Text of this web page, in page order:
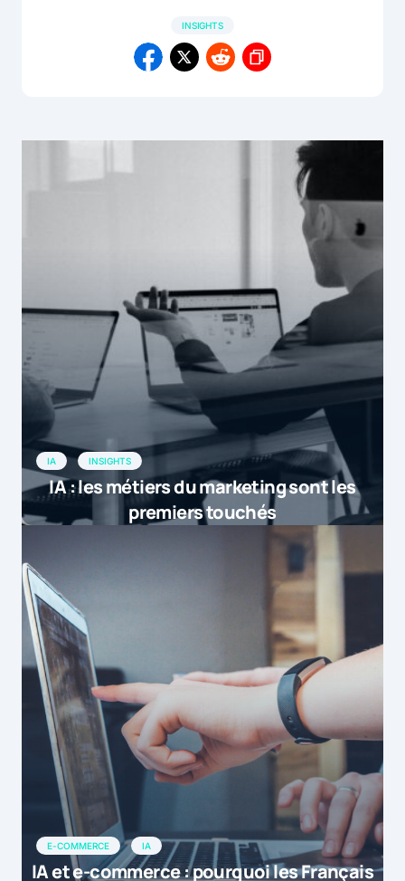
INSIGHTS
IA INSIGHTS
IA : les métiers du marketing sont les
premiers touchés
E-COMMERCE IA
IA et e-commerce : pourquoi les Français